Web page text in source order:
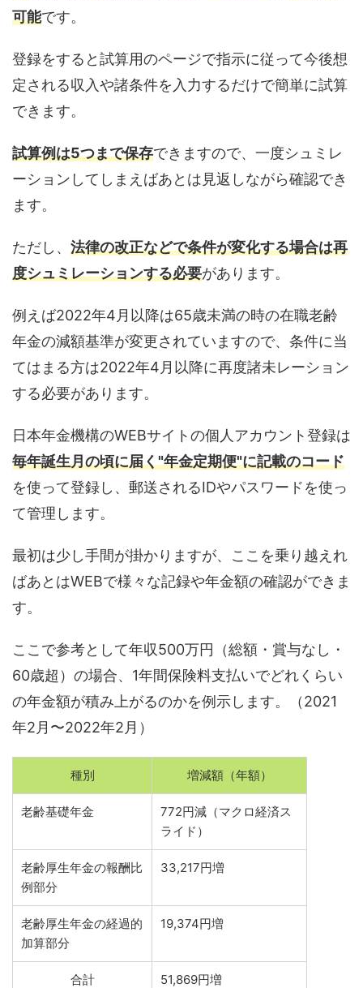
可能です。
登録をすると試算用のページで指示に従って今後想
定される収入や諸条件を入力するだけで簡単に試算
できます。
試算例は5つまで保存できますので、一度シュミレ
ーションしてしまえばあとは見返しながら確認でき
ます。
ただし、 法律の改正などで条件が変化する場合は再
度シュミレーションする必要があります。
例えば2022年4月以降は65歳未満の時の在職老齢
年金の減額基準が変更されていますので、条件に当
てはまる方は2022年4月以降に再度諸未レーション
する必要があります。
日本年金機構のWEBサイトの個人アカウント登録は
毎年誕生月の頃に届く"年金定期便"に記載のコード
を使って登録し、郵送されるIDやパスワードを使っ
て管理します。
最初は少し手間が掛かりますが、ここを乗り越えれ
ばあとはWEBで様々な記録や年金額の確認ができま
す。
ここで参考として年収500万円（総額・賞与なし・
60歳超）の場合、1年間保険料支払いでどれくらい
の年金額が積み上がるのかを例示します。（2021
年2月〜2022年2月）
種別 増減額（年額）
老齢基礎年金
772円減（マクロ経済ス
ライド）
老齢厚生年金の報酬比
例部分
33,217円増
老齢厚生年金の経過的
加算部分
19,374円増
合計 51,869円増